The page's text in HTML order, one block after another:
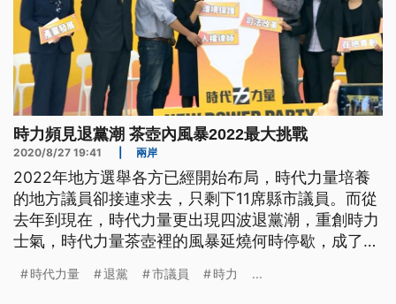
時力頻見退黨潮 茶壺內風暴2022最大挑戰
2020/8/27 19:41 兩岸
2022年地方選舉各方已經開始布局，時代力量培養
的地方議員卻接連求去，只剩下11席縣市議員。而從
去年到現在，時代力量更出現四波退黨潮，重創時力
士氣，時代力量茶壺裡的風暴延燒何時停歇，成了最
黃捷，27日上午再次表明立場，對時代力量已不抱有
時代力量 退黨 市議員 時力 ...